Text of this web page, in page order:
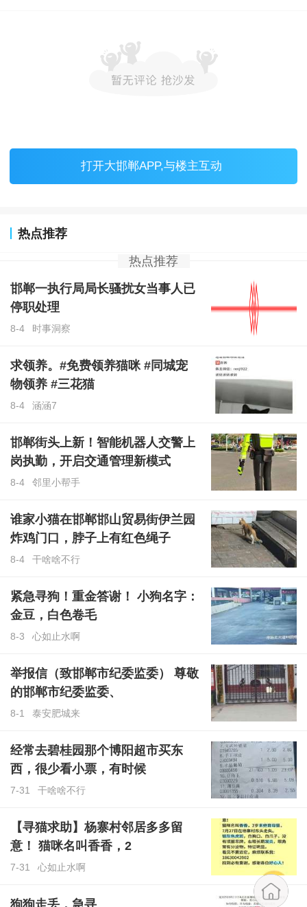
打开大邯郸APP,与楼主互动
热点推荐
热点推荐
邯郸一执行局局长骚扰女当事人已
停职处理
8-4 时事洞察
求领养。#免费领养猫咪 #同城宠
物领养 #三花猫
8-4 涵涵7
邯郸街头上新！智能机器人交警上
岗执勤，开启交通管理新模式
8-4 邻里小帮手
谁家小猫在邯郸邯山贸易街伊兰园
炸鸡门口，脖子上有红色绳子
8-4 干啥啥不行
紧急寻狗！重金答谢！ 小狗名字：
金豆，白色卷毛
8-3 心如止水啊
举报信（致邯郸市纪委监委） 尊敬
的邯郸市纪委监委、
8-1 泰安肥城来
经常去碧桂园那个博阳超市买东
西，很少看小票，有时候
7-31 干啥啥不行
【寻猫求助】杨寨村邻居多多留
意！ 猫咪名叫香香，2
7-31 心如止水啊